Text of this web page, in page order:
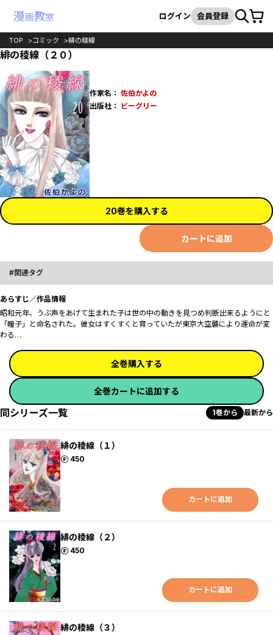
検索
ログイン 会員登録カート
TOP コミック 緋の稜線
緋の稜線（２０）
作家名： 佐伯かよの
出版社：
ビーグリー
20巻を購入する
カートに追加
関連タグ
あらすじ／作品情報
昭和元年、うぶ声をあげて生まれた子は世の中の動きを見つめ判断出来るようにと
「瞳子」と命名された。彼女はすくすくと育っていたが東京大空襲により運命が変
わる…
全巻購入する
全巻カートに追加する
同シリーズ一覧 1巻から 最新から
緋の稜線（１）
450
ポイント
カートに追加
緋の稜線（２）
450
ポイント
カートに追加
緋の稜線（３）